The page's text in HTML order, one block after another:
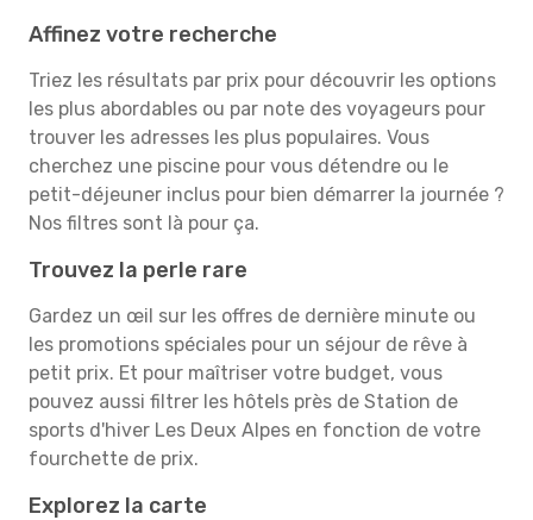
Affinez votre recherche
Triez les résultats par prix pour découvrir les options
les plus abordables ou par note des voyageurs pour
trouver les adresses les plus populaires. Vous
cherchez une piscine pour vous détendre ou le
petit-déjeuner inclus pour bien démarrer la journée ?
Nos filtres sont là pour ça.
Trouvez la perle rare
Gardez un œil sur les offres de dernière minute ou
les promotions spéciales pour un séjour de rêve à
petit prix. Et pour maîtriser votre budget, vous
pouvez aussi filtrer les hôtels près de Station de
sports d'hiver Les Deux Alpes en fonction de votre
fourchette de prix.
Explorez la carte